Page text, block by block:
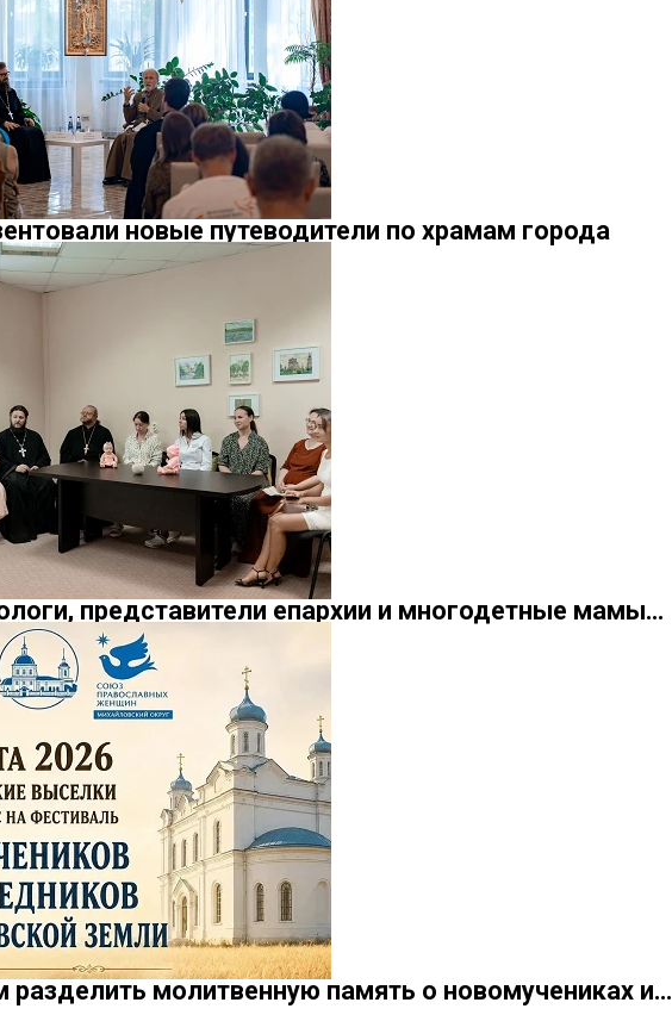
новые путеводители по храмам города
представители епархии и многодетные мамы…
разделить молитвенную память о новомучениках и…